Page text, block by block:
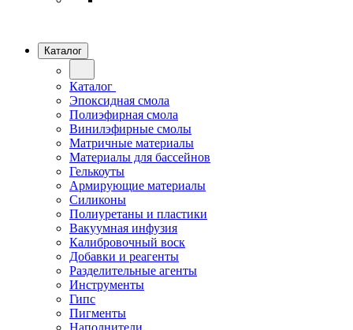
Каталог
Каталог
Эпоксидная смола
Полиэфирная смола
Винилэфирные смолы
Матричные материалы
Материалы для бассейнов
Гелькоуты
Армирующие материалы
Силиконы
Полиуретаны и пластики
Вакуумная инфузия
Калибровочный воск
Добавки и реагенты
Разделительные агенты
Инструменты
Гипс
Пигменты
Наполнители